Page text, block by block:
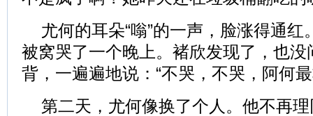
尤何的耳朵“嗡”的一声，脸涨得通
被窝哭了一个晚上。褚欣发现了，也
背，一遍遍地说：“不哭，不哭，阿何
第二天，尤何像换了个人。他不再